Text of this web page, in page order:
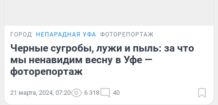
ГОРОД НЕПАРАДНАЯ УФА ФОТОРЕПОРТАЖ
Черные сугробы, лужи и пыль: за что
мы ненавидим весну в Уфе —
фоторепортаж
21 марта, 2024, 07:20 6 318 40